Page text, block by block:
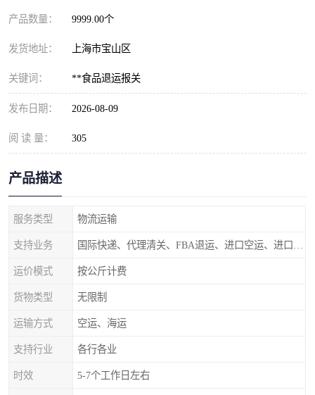
产品数量： 9999.00个
发货地址： 上海市宝山区
关键词： **食品退运报关
发布日期： 2026-08-09
阅 读 量： 305
产品描述
服务类型 物流运输
支持业务
运价模式 按公斤计费
货物类型 无限制
运输方式 空运、海运
支持行业 各行各业
时效 5-7个工作日左右